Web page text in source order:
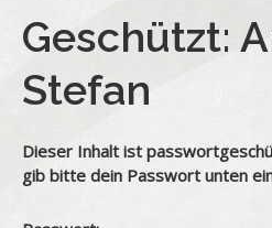
Geschützt:
Stefan
Dieser Inhalt ist
gib bitte dein Passwort unten